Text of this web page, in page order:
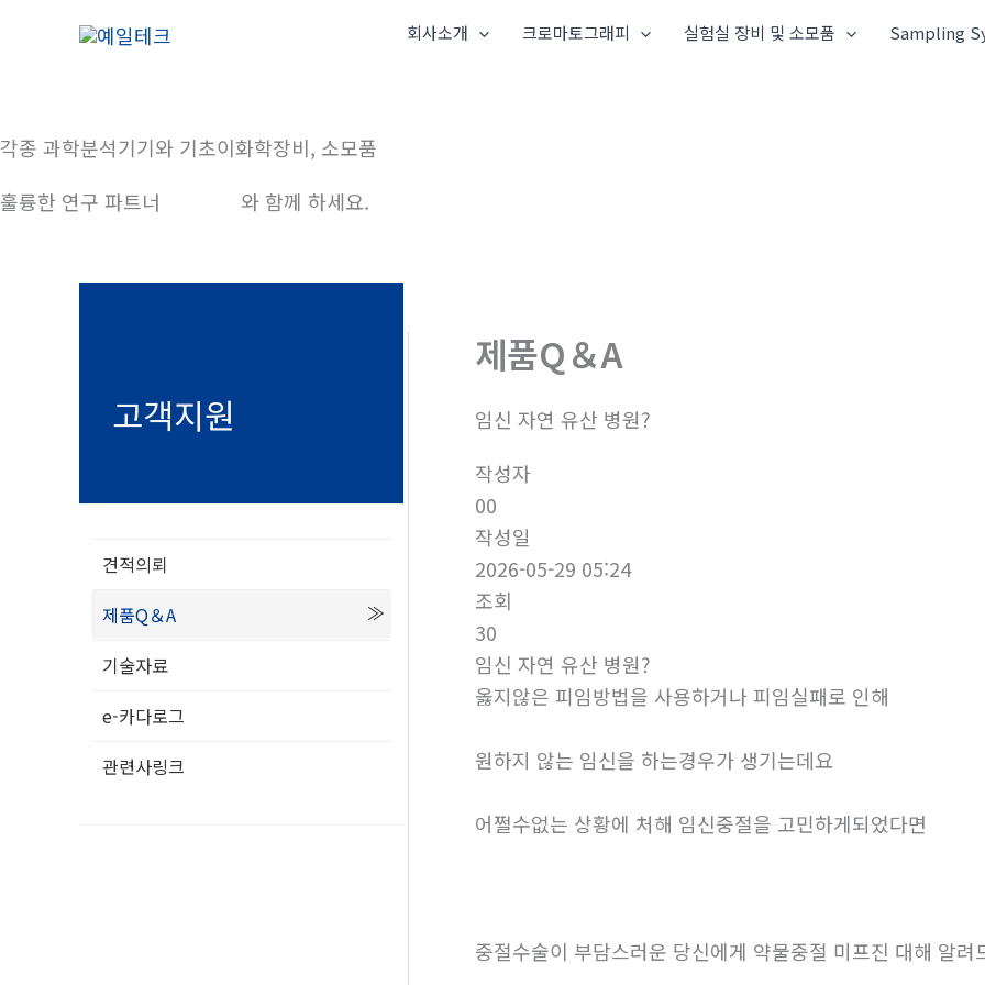
건
뛰
회사소개 크로마토그래피 실험실 장비 및 소모품 Sampling
각종 과학분석기기와 기초이화학장비, 소모품
훌륭한 연구 파트너
와 함께 하세요.
고객지원
견적의뢰
제품Q＆A
기술자료
e-카다로그
관련사링크
제품Q＆A
임신 자연 유산 병원?
작성자
00
작성일
2026-05-29 05:24
조회
30
임신 자연 유산 병원?
옳지않은 피임방법을 사용하거나 피임실패로 인해
원하지 않는 임신을 하는경우가 생기는데요
어쩔수없는 상황에 처해 임신중절을 고민하게되었다면
중절수술이 부담스러운 당신에게 약물중절 미프진 대해 알려